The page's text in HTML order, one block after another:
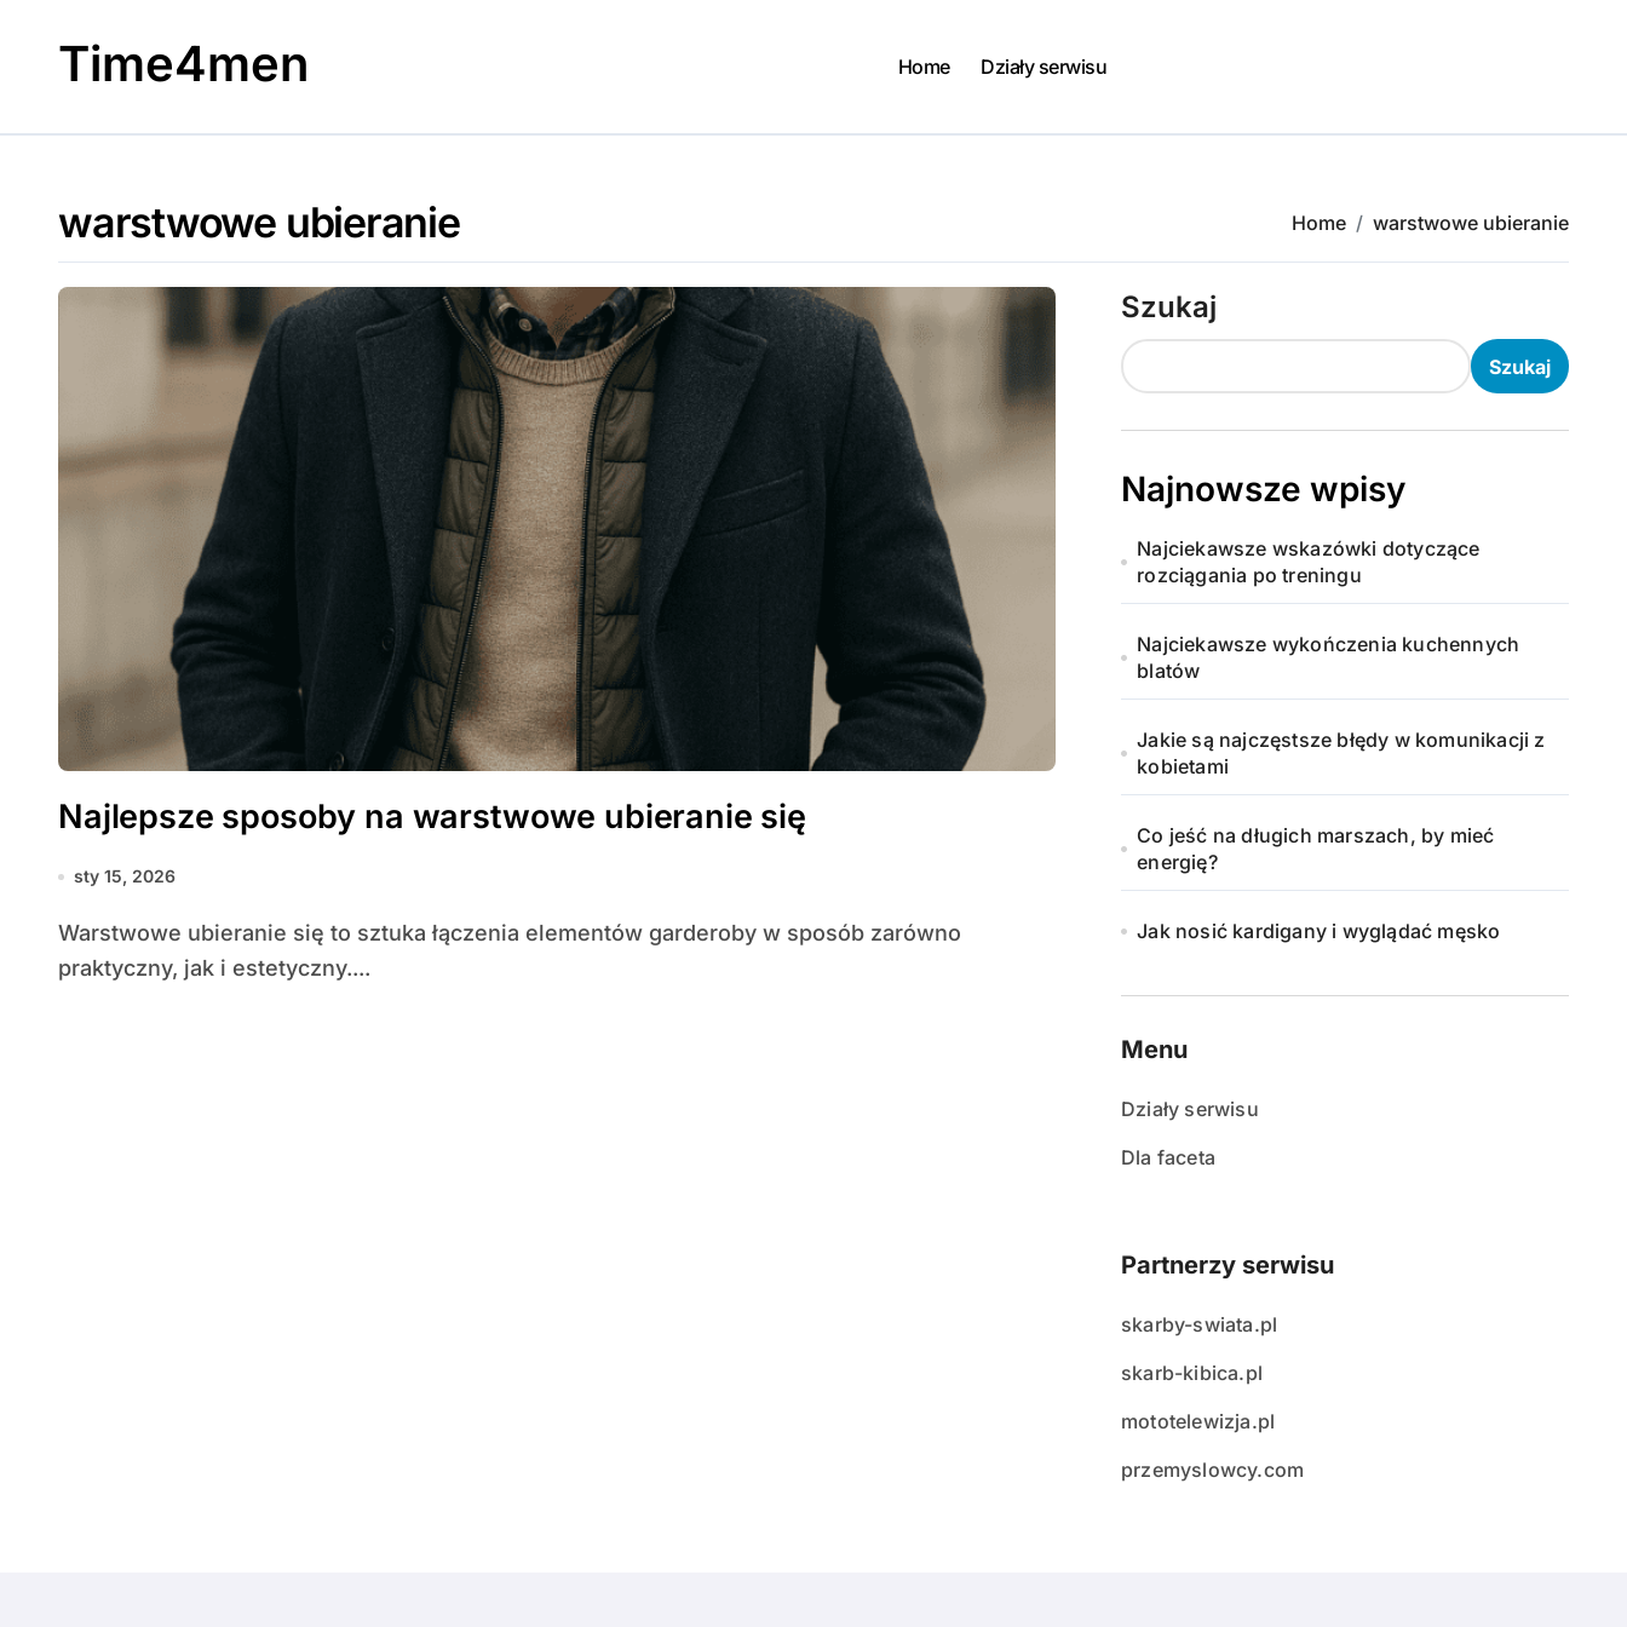
Time4men Home Działy serwisu
warstwowe ubieranie Home warstwowe ubieranie
Najlepsze sposoby na warstwowe ubieranie się
sty 15, 2026
Warstwowe ubieranie się to sztuka łączenia elementów garderoby w sposób zarówno
praktyczny, jak i estetyczny....
Szukaj
Szukaj
Najnowsze wpisy
Najciekawsze wskazówki dotyczące
rozciągania po treningu
Najciekawsze wykończenia kuchennych
blatów
Jakie są najczęstsze błędy w komunikacji z
kobietami
Co jeść na długich marszach, by mieć
energię?
Jak nosić kardigany i wyglądać męsko
Menu
Działy serwisu
Dla faceta
Partnerzy serwisu
skarby-swiata.pl
skarb-kibica.pl
mototelewizja.pl
przemyslowcy.com